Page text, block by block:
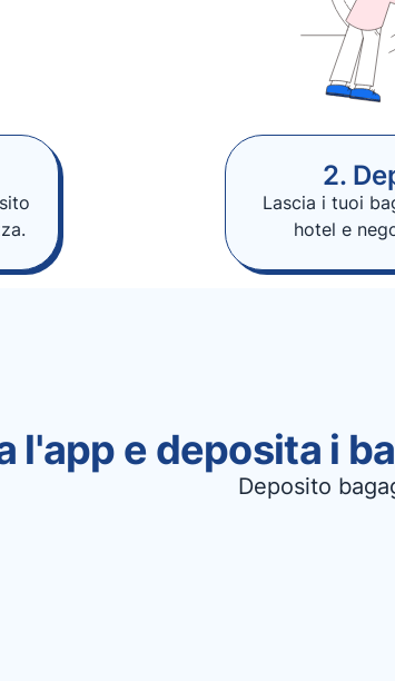
2.
Lascia i tuoi
hotel e
l'app e deposita i
Deposito